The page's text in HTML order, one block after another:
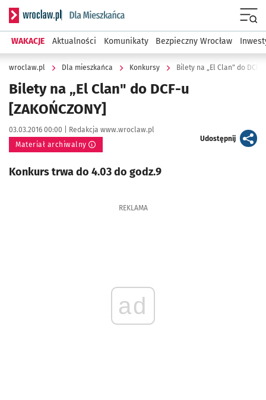
Serwis informacyjny wroclaw.pl podserwis: Dla mieszkańca
WAKACJE Aktualności Komunikaty Bezpieczny Wrocław
wroclaw.pl Dla mieszkańca Konkursy Bilety na „El Clan" do DCF-
Bilety na „El Clan" do DCF-u
[ZAKOŃCZONY]
Data publikacji:
03.03.2016 00:00 | Autor:
Redakcja www.wroclaw.pl
Materiał archiwalny
Udostępnijartykuł
Konkurs trwa do 4.03 do godz.9
REKLAMA
ad